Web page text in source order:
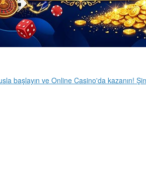
başlayın ve Online Casino'da kazanın!